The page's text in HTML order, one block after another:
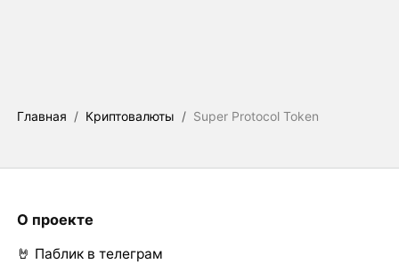
Главная / Криптовалюты / Super Protocol Token
О проекте
🤘 Паблик в телеграм